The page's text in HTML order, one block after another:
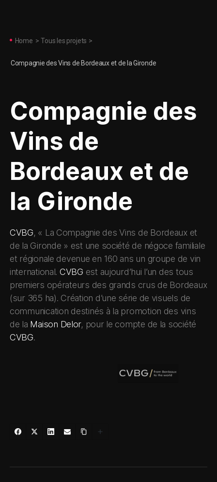
Home > Tous les projets >
Compagnie des Vins de Bordeaux et de la Gironde
Compagnie des
Vins de
Bordeaux et de
la Gironde
CVBG, « La Compagnie des Vins de Bordeaux et
de la Gironde » est une société de négoce familiale
et régionale devenue en 160 ans un groupe de vin
international. CVBG est aujourd’hui l’un des tous
premiers opérateurs des grands crus de Bordeaux
(sur 365 ha). Création d’une série de visuels de
communication destinés à la promotion des vins
de la Maison Delor, pour le compte de la société
CVBG.